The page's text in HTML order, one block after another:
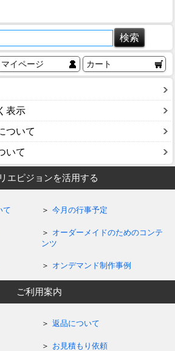
マイページ カート
表示
ついて
いて
エピジョンを活用する
て 今月の行事予定
オーダーメイドのためのコンテ
ンツ
オンデマンド制作事例
ご利用案内
返品について
お見積もり依頼